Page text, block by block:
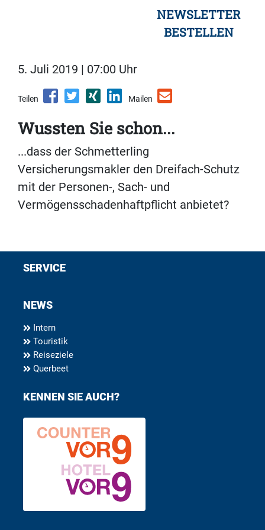
NEWSLETTER
BESTELLEN
5. Juli 2019 | 07:00 Uhr
Teilen Mailen
Wussten Sie schon...
...dass der Schmetterling
Versicherungsmakler den Dreifach-Schutz
mit der Personen-, Sach- und
Vermögensschadenhaftpflicht anbietet?
SERVICE
NEWS
Intern
Touristik
Reiseziele
Querbeet
KENNEN SIE AUCH?